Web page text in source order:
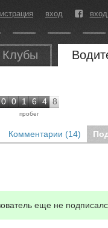
вход
Клубы
0 0 1 6 4 8
пробег
Комментарии (14)
еще не